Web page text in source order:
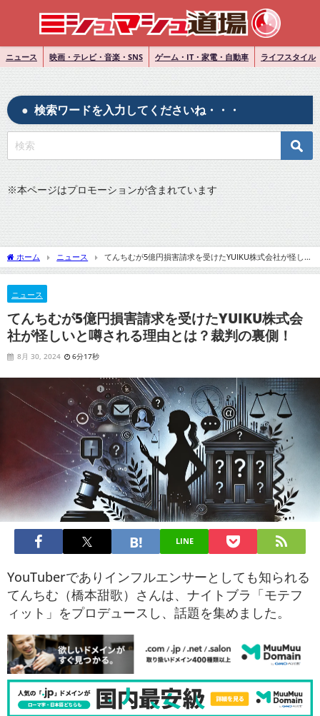
ニュース 映画・テレビ・音楽・SNS ゲーム・IT・家電・自動車 ライフスタイル
検索ワードを入力してくださいね・・・
※本ページはプロモーションが含まれています
ホーム ニュース
てんちむが5億円損害請求を受けたYUIKU株式会社が怪しい
と噂される理由とは？裁判の裏側！
ニュース
てんちむが5億円損害請求を受けたYUIKU株式会
社が怪しいと噂される理由とは？裁判の裏側！
8月 30, 2024 6分17秒
LINE
YouTuberでありインフルエンサーとしても知られる
てんちむ（橋本甜歌）さんは、ナイトブラ「モテフ
ィット」をプロデュースし、話題を集めました。